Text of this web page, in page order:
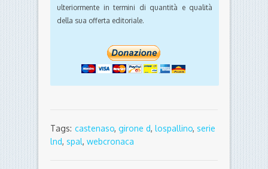
ulteriormente in termini di quantità e qualità
della sua offerta editoriale.
Tags: castenaso, girone d, lospallino, serie
lnd, spal, webcronaca